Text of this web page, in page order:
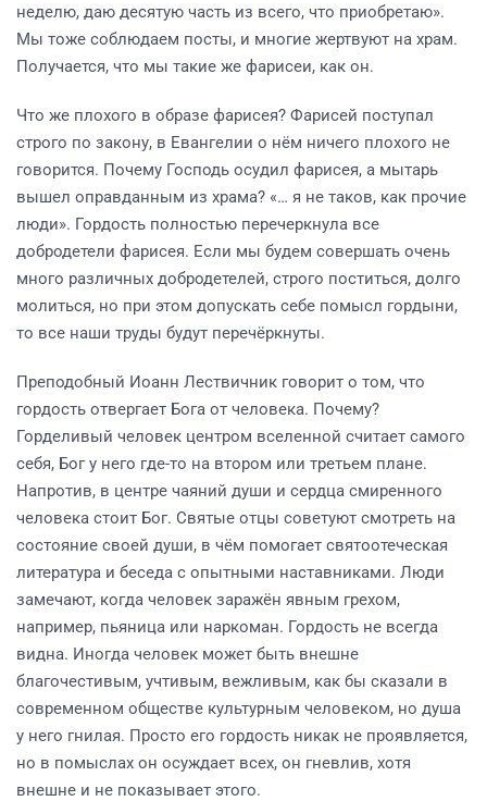
неделю, даю десятую часть из всего, что приобретаю».
Мы тоже соблюдаем посты, и многие жертвуют на храм.
Получается, что мы такие же фарисеи, как он.
Что же плохого в образе фарисея? Фарисей поступал
строго по закону, в Евангелии о нём ничего плохого не
говорится. Почему Господь осудил фарисея, а мытарь
вышел оправданным из храма? «… я не таков, как прочие
люди». Гордость полностью перечеркнула все
добродетели фарисея. Если мы будем совершать очень
много различных добродетелей, строго поститься, долго
молиться, но при этом допускать себе помысл гордыни,
то все наши труды будут перечёркнуты.
Преподобный Иоанн Лествичник говорит о том, что
гордость отвергает Бога от человека. Почему?
Горделивый человек центром вселенной считает самого
себя, Бог у него где-то на втором или третьем плане.
Напротив, в центре чаяний души и сердца смиренного
человека стоит Бог. Святые отцы советуют смотреть на
состояние своей души, в чём помогает святоотеческая
литература и беседа с опытными наставниками. Люди
замечают, когда человек заражён явным грехом,
например, пьяница или наркоман. Гордость не всегда
видна. Иногда человек может быть внешне
благочестивым, учтивым, вежливым, как бы сказали в
современном обществе культурным человеком, но душа
у него гнилая. Просто его гордость никак не проявляется,
но в помыслах он осуждает всех, он гневлив, хотя
внешне и не показывает этого.